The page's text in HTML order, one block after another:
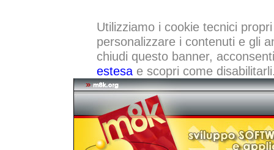
Utilizziamo i cookie tecnici
personalizzare i contenuti e gli
chiudi questo banner,
estesae scopri come